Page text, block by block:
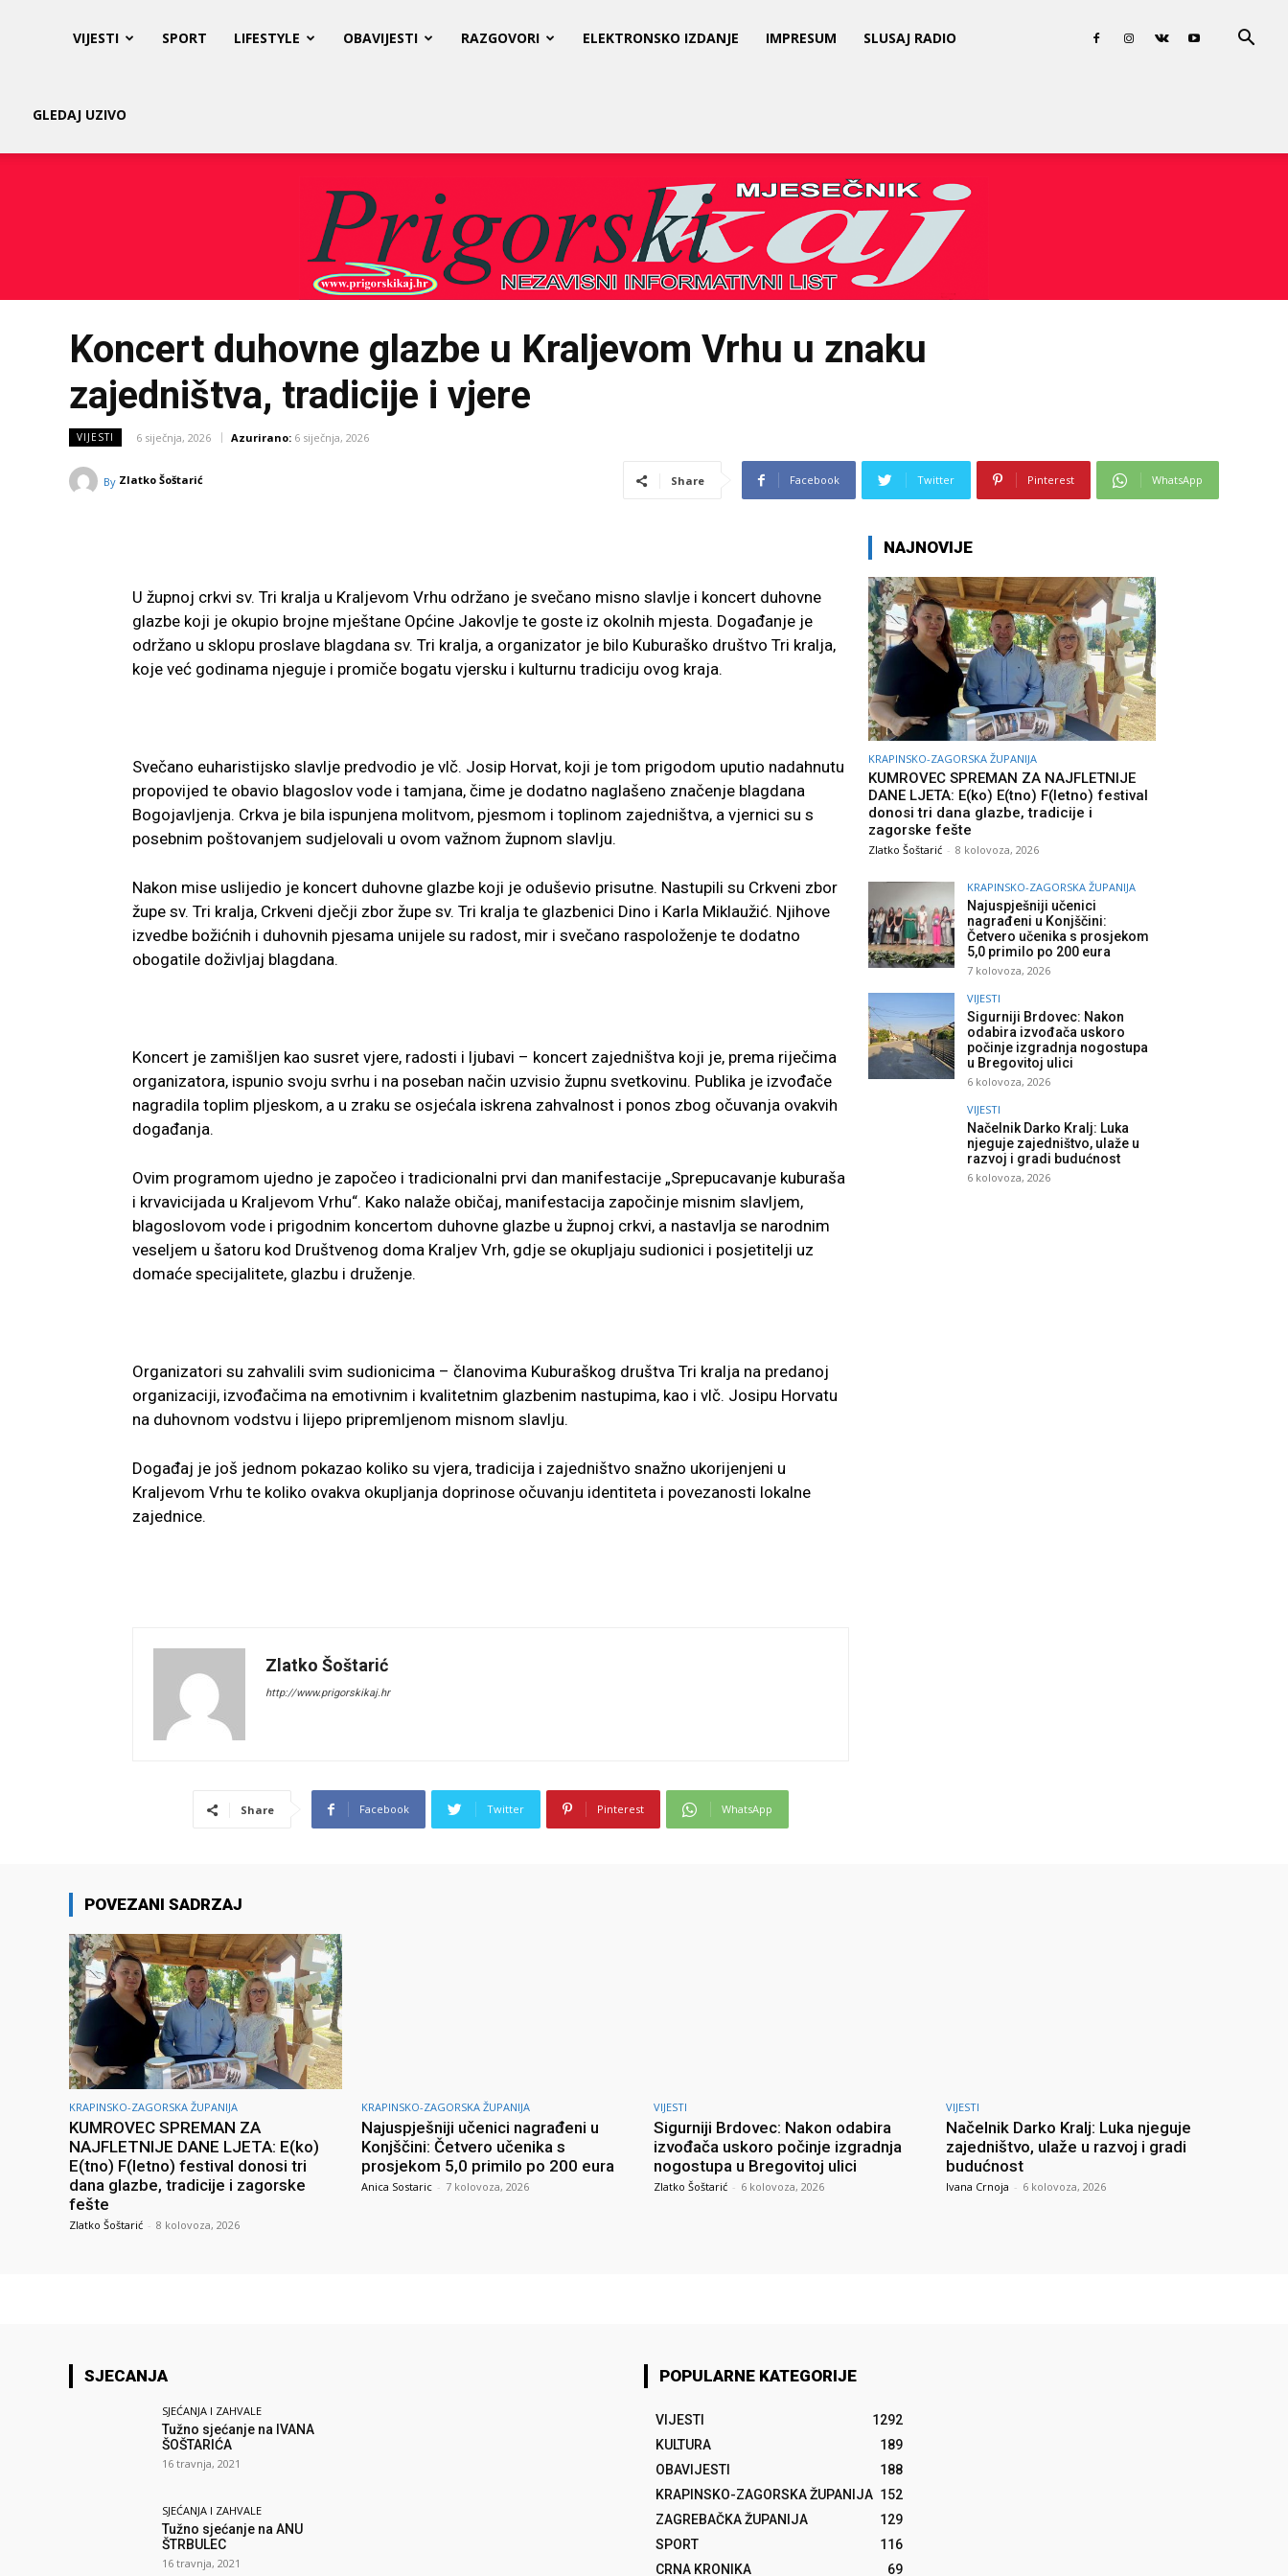
Kaj
VIJESTI SPORT LIFESTYLE OBAVIJESTI RAZGOVORI ELEKTRONSKO IZDANJE IMPRESUM SLUSAJ RADIO
GLEDAJ UZIVO
Koncert duhovne glazbe u Kraljevom Vrhu u znaku
zajedništva, tradicije i vjere
VIJESTI 6 siječnja, 2026 Azurirano: 6 siječnja, 2026
By Zlatko Šoštarić Share Facebook Twitter Pinterest WhatsApp
U župnoj crkvi sv. Tri kralja u Kraljevom Vrhu održano je svečano misno slavlje i koncert duhovne
glazbe koji je okupio brojne mještane Općine Jakovlje te goste iz okolnih mjesta. Događanje je
održano u sklopu proslave blagdana sv. Tri kralja, a organizator je bilo Kuburaško društvo Tri kralja,
koje već godinama njeguje i promiče bogatu vjersku i kulturnu tradiciju ovog kraja.
Svečano euharistijsko slavlje predvodio je vlč. Josip Horvat, koji je tom prigodom uputio nadahnutu
propovijed te obavio blagoslov vode i tamjana, čime je dodatno naglašeno značenje blagdana
Bogojavljenja. Crkva je bila ispunjena molitvom, pjesmom i toplinom zajedništva, a vjernici su s
posebnim poštovanjem sudjelovali u ovom važnom župnom slavlju.
Nakon mise uslijedio je koncert duhovne glazbe koji je oduševio prisutne. Nastupili su Crkveni zbor
župe sv. Tri kralja, Crkveni dječji zbor župe sv. Tri kralja te glazbenici Dino i Karla Miklaužić. Njihove
izvedbe božićnih i duhovnih pjesama unijele su radost, mir i svečano raspoloženje te dodatno
obogatile doživljaj blagdana.
Koncert je zamišljen kao susret vjere, radosti i ljubavi – koncert zajedništva koji je, prema riječima
organizatora, ispunio svoju svrhu i na poseban način uzvisio župnu svetkovinu. Publika je izvođače
nagradila toplim pljeskom, a u zraku se osjećala iskrena zahvalnost i ponos zbog očuvanja ovakvih
događanja.
Ovim programom ujedno je započeo i tradicionalni prvi dan manifestacije „Sprepucavanje kuburaša
i krvavicijada u Kraljevom Vrhu“. Kako nalaže običaj, manifestacija započinje misnim slavljem,
blagoslovom vode i prigodnim koncertom duhovne glazbe u župnoj crkvi, a nastavlja se narodnim
veseljem u šatoru kod Društvenog doma Kraljev Vrh, gdje se okupljaju sudionici i posjetitelji uz
domaće specijalitete, glazbu i druženje.
Organizatori su zahvalili svim sudionicima – članovima Kuburaškog društva Tri kralja na predanoj
organizaciji, izvođačima na emotivnim i kvalitetnim glazbenim nastupima, kao i vlč. Josipu Horvatu
na duhovnom vodstvu i lijepo pripremljenom misnom slavlju.
Događaj je još jednom pokazao koliko su vjera, tradicija i zajedništvo snažno ukorijenjeni u
Kraljevom Vrhu te koliko ovakva okupljanja doprinose očuvanju identiteta i povezanosti lokalne
zajednice.
Zlatko Šoštarić
http://www.prigorskikaj.hr
Share Facebook Twitter Pinterest WhatsApp
NAJNOVIJE
KRAPINSKO-ZAGORSKA ŽUPANIJA
KUMROVEC SPREMAN ZA NAJFLETNIJE
DANE LJETA: E(ko) E(tno) F(letno) festival
donosi tri dana glazbe, tradicije i
zagorske fešte
Zlatko Šoštarić - 8 kolovoza, 2026
KRAPINSKO-ZAGORSKA ŽUPANIJA
Najuspješniji učenici
nagrađeni u Konjščini:
Četvero učenika s prosjekom
5,0 primilo po 200 eura
7 kolovoza, 2026
VIJESTI
Sigurniji Brdovec: Nakon
odabira izvođača uskoro
počinje izgradnja nogostupa
u Bregovitoj ulici
6 kolovoza, 2026
VIJESTI
Načelnik Darko Kralj: Luka
njeguje zajedništvo, ulaže u
razvoj i gradi budućnost
6 kolovoza, 2026
POVEZANI SADRZAJ
KRAPINSKO-ZAGORSKA ŽUPANIJA
KUMROVEC SPREMAN ZA
NAJFLETNIJE DANE LJETA: E(ko)
E(tno) F(letno) festival donosi tri
dana glazbe, tradicije i zagorske
fešte
Zlatko Šoštarić - 8 kolovoza, 2026
KRAPINSKO-ZAGORSKA ŽUPANIJA
Najuspješniji učenici nagrađeni u
Konjščini: Četvero učenika s
prosjekom 5,0 primilo po 200 eura
Anica Sostaric - 7 kolovoza, 2026
VIJESTI
Sigurniji Brdovec: Nakon odabira
izvođača uskoro počinje izgradnja
nogostupa u Bregovitoj ulici
Zlatko Šoštarić - 6 kolovoza, 2026
VIJESTI
Načelnik Darko Kralj: Luka njeguje
zajedništvo, ulaže u razvoj i gradi
budućnost
Ivana Crnoja - 6 kolovoza, 2026
SJECANJA
SJEĆANJA I ZAHVALE
Tužno sjećanje na IVANA
ŠOŠTARIĆA
16 travnja, 2021
SJEĆANJA I ZAHVALE
Tužno sjećanje na ANU
ŠTRBULEC
16 travnja, 2021
POPULARNE KATEGORIJE
VIJESTI
1292
KULTURA
189
OBAVIJESTI
188
KRAPINSKO-ZAGORSKA ŽUPANIJA 152
ZAGREBAČKA ŽUPANIJA
129
SPORT
116
CRNA KRONIKA
69